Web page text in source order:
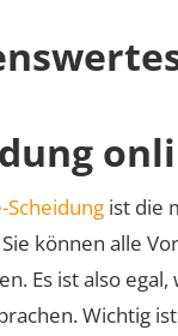
Scheidung ist die
können alle
Es ist also
Wichtig